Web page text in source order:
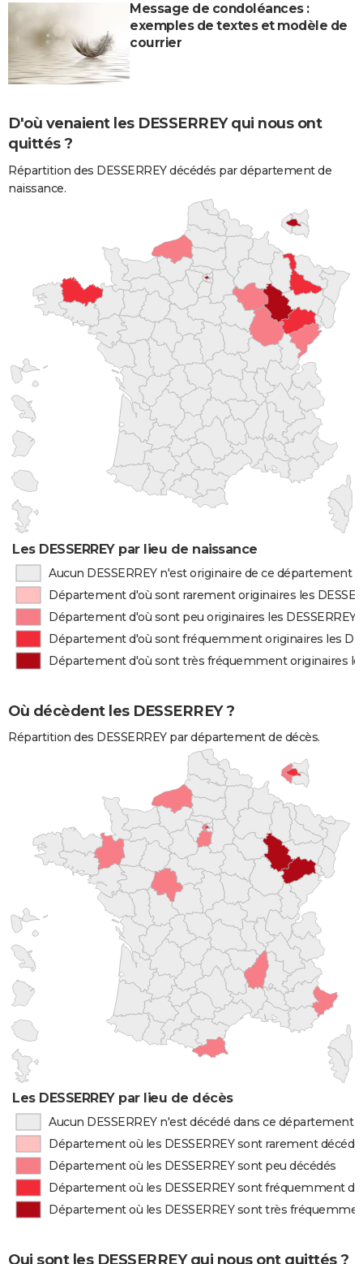
Message de condoléances :
exemples de textes et modèle de
courrier
D'où venaient les DESSERREY qui nous ont
quittés ?
Répartition des DESSERREY décédés par département de
naissance.
Les DESSERREY par lieu de naissance
Aucun DESSERREY n'est originaire de ce département
Département d'où sont rarement originaires les
Département d'où sont peu originaires les DESSERREY
Département d'où sont fréquemment originaires les
Département d'où sont très fréquemment originaires les
Où décèdent les DESSERREY ?
Répartition des DESSERREY par département de décès.
Les DESSERREY par lieu de décès
Aucun DESSERREY n'est décédé dans ce département
Département où les DESSERREY sont rarement
Département où les DESSERREY sont peu décédés
Département où les DESSERREY sont fréquemment
Département où les DESSERREY sont très
Qui sont les DESSERREY qui nous ont quittés ?